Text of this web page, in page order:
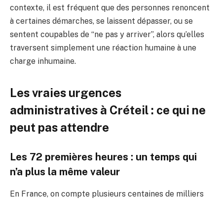
contexte, il est fréquent que des personnes renoncent
à certaines démarches, se laissent dépasser, ou se
sentent coupables de “ne pas y arriver”, alors qu’elles
traversent simplement une réaction humaine à une
charge inhumaine.
Les vraies urgences
administratives à Créteil : ce qui ne
peut pas attendre
Les 72 premières heures : un temps qui
n’a plus la même valeur
En France, on compte plusieurs centaines de milliers